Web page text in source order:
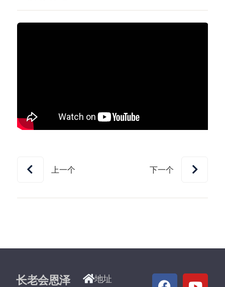
上一个 下一个
长老会恩泽
地址